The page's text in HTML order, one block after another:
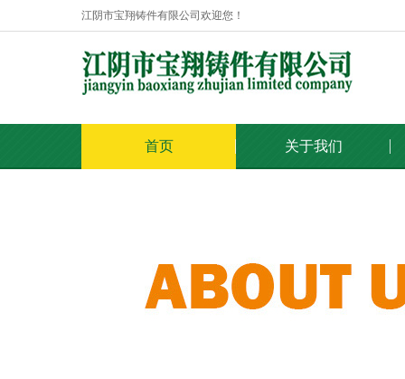
江阴市宝翔铸件有限公司欢迎您！
首页 关于我们